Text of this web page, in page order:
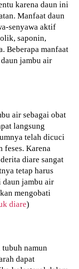
karena daun ini
Manfaat daun
senyawa aktif
saponin,
Beberapa manfaat
jambu air
air sebagai obat
langsung
telah dicuci
feses. Karena
diare sangat
tetap harus
daun jambu air
mengobati
diare)
namun
dapat